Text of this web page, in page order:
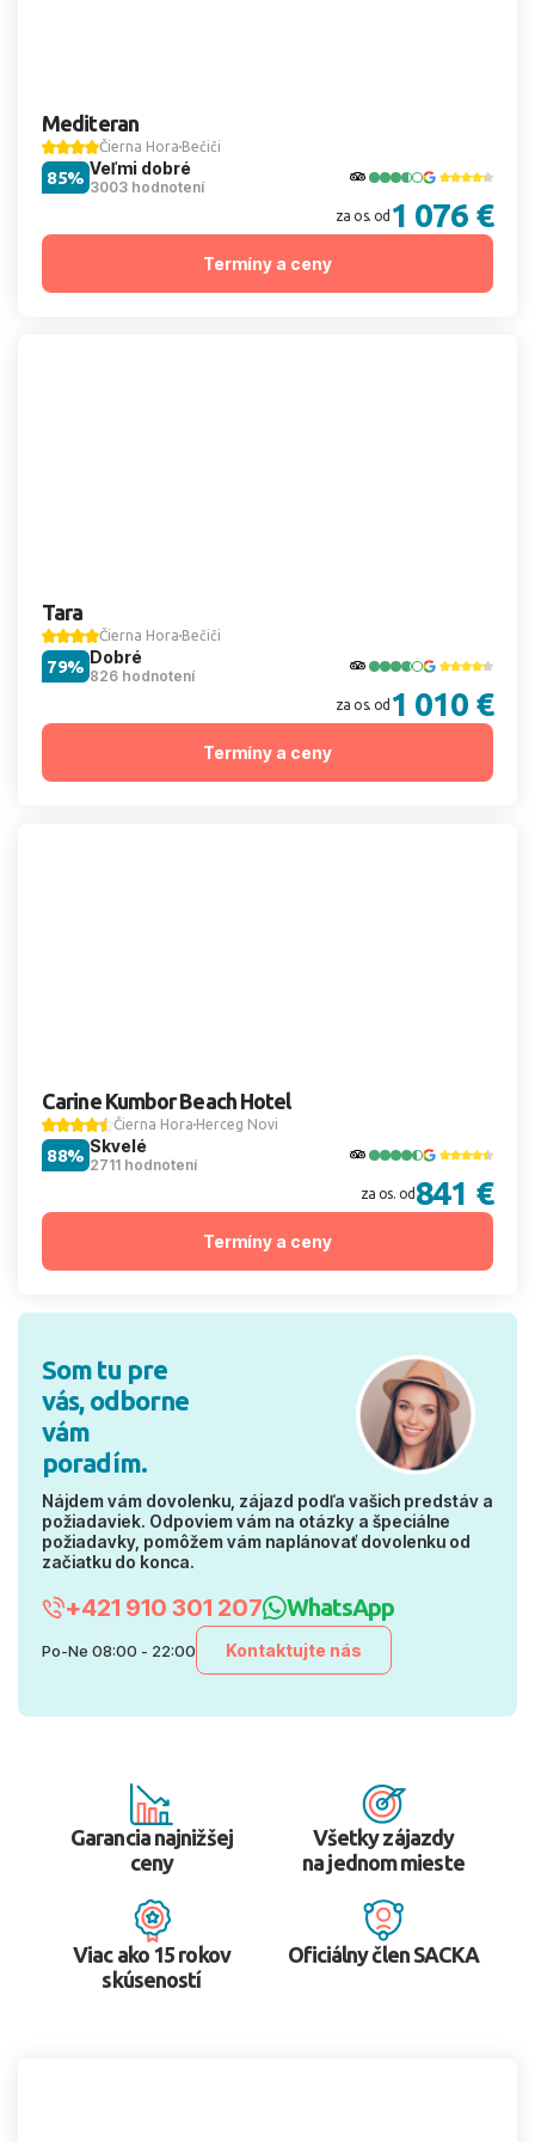
Mediteran
Čierna Hora Bečiči
Veľmi dobré
3003 hodnotení
85%
za os. od 1 076 €
Termíny a ceny
Tara
Čierna Hora Bečiči
Dobré
826 hodnotení
79%
za os. od 1 010 €
Termíny a ceny
Carine Kumbor Beach Hotel
Čierna Hora Herceg Novi
Skvelé
2711 hodnotení
88%
za os. od 841 €
Termíny a ceny
Som tu pre
vás, odborne
vám
poradím.
Nájdem vám dovolenku, zájazd podľa vašich predstáv a
požiadaviek. Odpoviem vám na otázky a špeciálne
požiadavky, pomôžem vám naplánovať dovolenku od
začiatku do konca.
+421 910 301 207 WhatsApp
Po-Ne 08:00 - 22:00 Kontaktujte nás
Garancia najnižšej
ceny
Všetky zájazdy
na jednom mieste
Viac ako 15 rokov
skúseností
Oficiálny člen SACKA